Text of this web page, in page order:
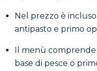
Nel prezzo è
antipasto e primo
Il menù
base di pesce o